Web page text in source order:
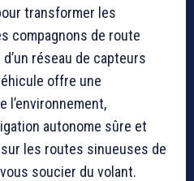
transformer les
compagnons de route
réseau de capteurs
offre une
l’environnement,
autonome sûre et
les routes sinueuses de
soucier du volant.